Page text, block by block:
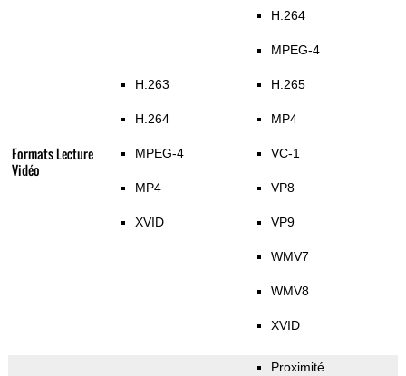
Formats Lecture
Vidéo
H.263
H.264
MPEG-4
MP4
XVID
H.264
MPEG-4
H.265
MP4
VC-1
VP8
VP9
WMV7
WMV8
XVID
Proximité